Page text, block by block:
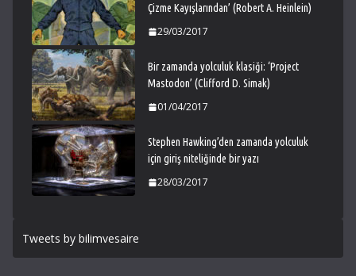
Çizme Kayışlarından’ (Robert A. Heinlein)
29/03/2017
Bir zamanda yolculuk klasiği: ‘Project
Mastodon’ (Clifford D. Simak)
01/04/2017
Stephen Hawking’den zamanda yolculuk
için giriş niteliğinde bir yazı
28/03/2017
Tweets by bilimvesaire